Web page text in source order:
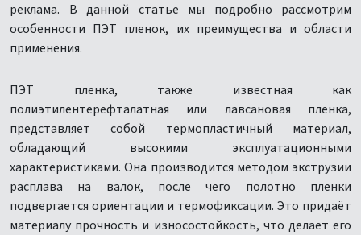
реклама. В данной статье мы подробно рассмотрим
особенности ПЭТ пленок, их преимущества и области
применения.
ПЭТ пленка, также известная как
полиэтилентерефталатная или лавсановая пленка,
представляет собой термопластичный материал,
обладающий высокими эксплуатационными
характеристиками. Она производится методом экструзии
расплава на валок, после чего полотно пленки
подвергается ориентации и термофиксации. Это придаёт
материалу прочность и износостойкость, что делает его